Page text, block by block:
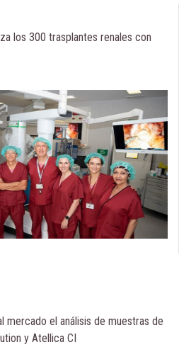
los 300 trasplantes renales con
mercado el análisis de muestras de
y Atellica CI